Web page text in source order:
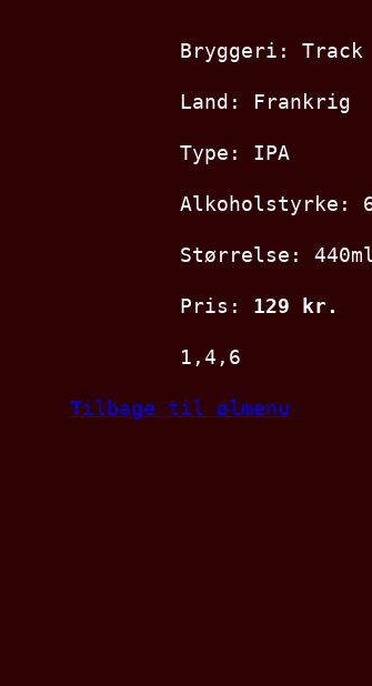
Bryggeri: Track
Land: Frankrig
Type: IPA
Alkoholstyrke:
Størrelse: 440ml
Pris: 129 kr.
1,4,6
Tilbage til ølmenu